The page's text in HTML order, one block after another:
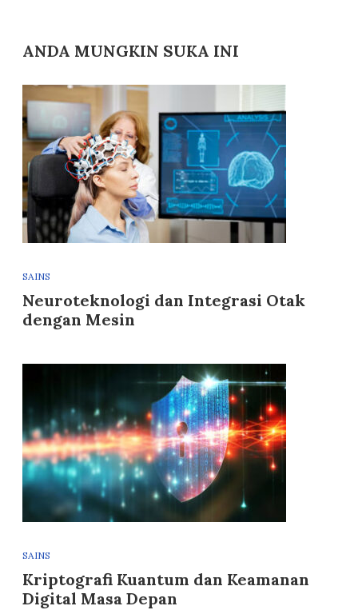
ANDA MUNGKIN SUKA INI
SAINS
Neuroteknologi dan Integrasi Otak
dengan Mesin
SAINS
Kriptografi Kuantum dan Keamanan
Digital Masa Depan